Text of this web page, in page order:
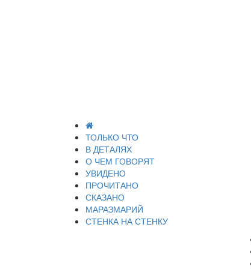
ТОЛЬКО ЧТО
В ДЕТАЛЯХ
О ЧЕМ ГОВОРЯТ
УВИДЕНО
ПРОЧИТАНО
СКАЗАНО
МАРАЗМАРИЙ
СТЕНКА НА СТЕНКУ